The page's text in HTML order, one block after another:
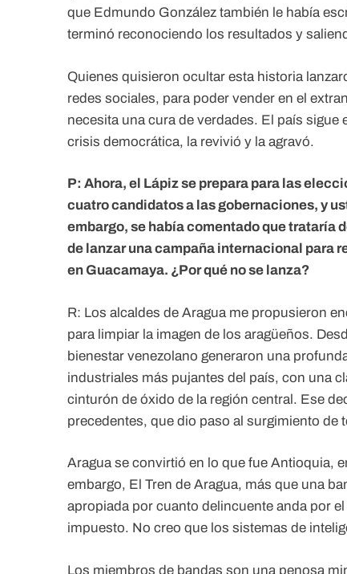
que Edmundo González también le había
terminó reconociendo los resultados y
Quienes quisieron ocultar esta historia
redes sociales, para poder vender en el
necesita una cura de verdades. El país
crisis democrática, la revivió y la agravó.
P: Ahora, el Lápiz se prepara para las
cuatro candidatos a las gobernaciones, y
embargo, se había comentado que trataría
de lanzar una campaña internacional para
en Guacamaya. ¿Por qué no se lanza?
R: Los alcaldes de Aragua me propusieron
para limpiar la imagen de los aragüeños.
bienestar venezolano generaron una
industriales más pujantes del país, con una
cinturón de óxido de la región central. Ese
precedentes, que dio paso al surgimiento de
Aragua se convirtió en lo que fue Antioquia,
embargo, El Tren de Aragua, más que una
apropiada por cuanto delincuente anda por
impuesto. No creo que los sistemas de
Los miembros de bandas son una penosa